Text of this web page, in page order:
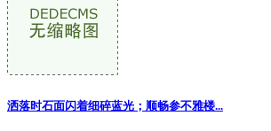
洒落时石面闪着细碎蓝光；顺畅参不雅楼...